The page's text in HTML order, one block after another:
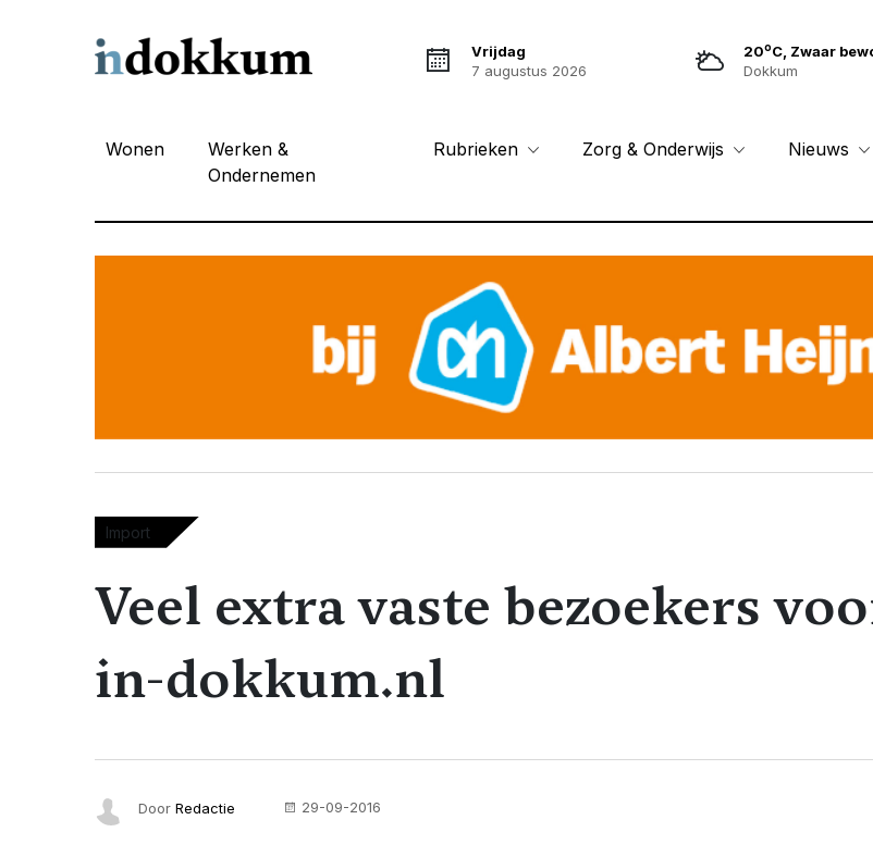
Vrijdag
7 augustus 2026
20oC, Zwaar
Dokkum
Wonen
Werken &
Ondernemen
Rubrieken Zorg & Onderwijs Nieuws
Import
Veel extra vaste bezoekers
in-dokkum.nl
Door Redactie 29-09-2016